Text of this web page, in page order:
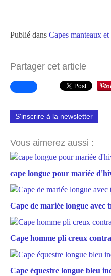
Publié dans Capes manteaux et
Partager cet article
S'inscrire à la newsletter
Vous aimerez aussi :
cape longue pour mariée
Cape de mariée longue avec
Cape homme pli creux
Cape équestre longue bleu